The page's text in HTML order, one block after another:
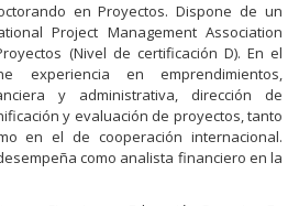
en Proyectos. Dispone de un
Project Management Association
(Nivel de certificación D). En el
experiencia en emprendimientos,
y administrativa, dirección de
y evaluación de proyectos, tanto
en el de cooperación internacional.
como analista financiero en la